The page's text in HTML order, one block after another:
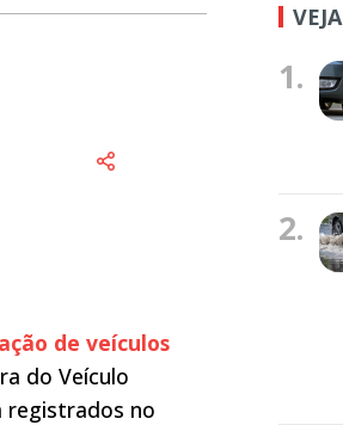
de veículos
do Veículo
registrados no
1.
2.